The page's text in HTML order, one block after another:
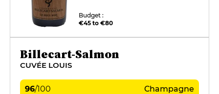
Budget :
€45 to €80
Billecart-Salmon
CUVÉE LOUIS
96/100 Champagne